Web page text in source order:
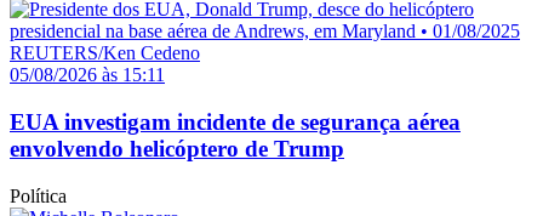
05/08/2026 às 15:11
EUA investigam incidente de segurança aérea
envolvendo helicóptero de Trump
Política